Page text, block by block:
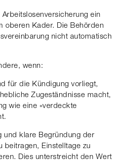
ein
oberen Kader. Die Behörden
nicht automatisch
wenn:
für die Kündigung vorliegt,
Zugeständnisse macht,
wie eine «verdeckte
und klare Begründung der
beitragen, Einstelltage zu
Dies unterstreicht den Wert